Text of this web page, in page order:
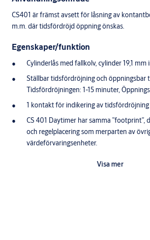
CS401 är främst avsett för låsning av
m.m. där tidsfördröjd öppning önskas.
Egenskaper/funktion
Cylinderlås med fallkolv, cylinder 19,1 mm
Ställbar tidsfördröjning och öppningsbar
Tidsfördröjningen: 1-15 minuter,
1 kontakt för indikering av tidsfördröjning
CS 401 Daytimer har samma ”footprint”,
och regelplacering som merparten av
värdeförvaringsenheter.
Visa mer